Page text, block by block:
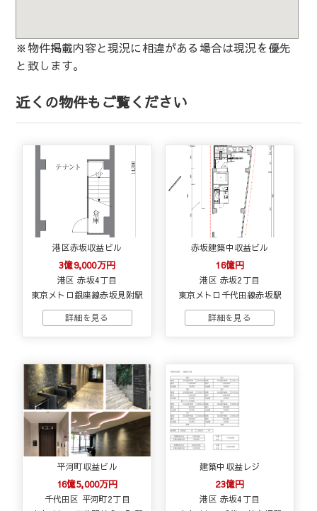
※物件掲載内容と現況に相違がある場合は現況を優先
と致します。
近くの物件もご覧ください
港区赤坂収益ビル
3億9,000万円
港区 赤坂4丁目
東京メトロ銀座線赤坂見附駅
赤坂建築中収益ビル
16億円
港区 赤坂2丁目
東京メトロ千代田線赤坂駅
平河町収益ビル
16億5,000万円
千代田区 平河町2丁目
建築中収益レジ
23億円
港区 赤坂4丁目